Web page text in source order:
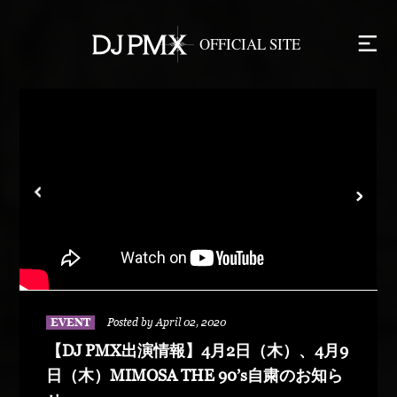
EVENT Posted by April 02, 2020
【DJ PMX出演情報】4月2日（木）、4月9
日（木）MIMOSA THE 90’s自粛のお知ら